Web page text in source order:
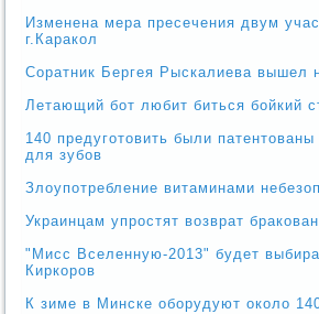
Изменена мера пресечения двум
г.Каракол
Соратник Бергея Рыскалиева вышел
Летающий бот любит биться бойкий
140 предуготовить были
для зубов
Злоупотребление витаминами
Украинцам упростят возврат
"Мисс Вселенную-2013" будет
Киркоров
К зиме в Минске оборудуют около